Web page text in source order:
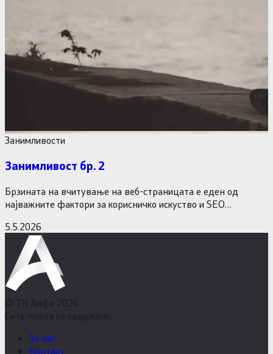
Занимливости
Занимливост бр. 2
Брзината на вчитување на веб-страницата е еден од
најважните фактори за корисничко искуство и SEO
5.5.2026
© ТВ Алфа 2026
Сите права се задржани.
За нас
Контакт